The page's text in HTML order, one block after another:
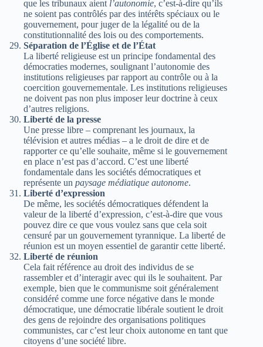
que les tribunaux aient l’autonomie, c’est-à-dire qu’ils
ne soient pas contrôlés par des intérêts spéciaux ou le
gouvernement, pour juger de la légalité ou de la
constitutionnalité des lois ou des comportements.
Séparation de l’Église et de l’État
La liberté religieuse est un principe fondamental des
démocraties modernes, soulignant l’autonomie des
institutions religieuses par rapport au contrôle ou à la
coercition gouvernementale. Les institutions religieuses
ne doivent pas non plus imposer leur doctrine à ceux
d’autres religions.
Liberté de la presse
Une presse libre – comprenant les journaux, la
télévision et autres médias – a le droit de dire et de
rapporter ce qu’elle souhaite, même si le gouvernement
en place n’est pas d’accord. C’est une liberté
fondamentale dans les sociétés démocratiques et
représente un paysage médiatique autonome.
Liberté d’expression
De même, les sociétés démocratiques défendent la
valeur de la liberté d’expression, c’est-à-dire que vous
pouvez dire ce que vous voulez sans que cela soit
censuré par un gouvernement tyrannique. La liberté de
réunion est un moyen essentiel de garantir cette liberté.
Liberté de réunion
Cela fait référence au droit des individus de se
rassembler et d’interagir avec qui ils le souhaitent. Par
exemple, bien que le communisme soit généralement
considéré comme une force négative dans le monde
démocratique, une démocratie libérale soutient le droit
des gens de rejoindre des organisations politiques
communistes, car c’est leur choix autonome en tant que
citoyens d’une société libre.